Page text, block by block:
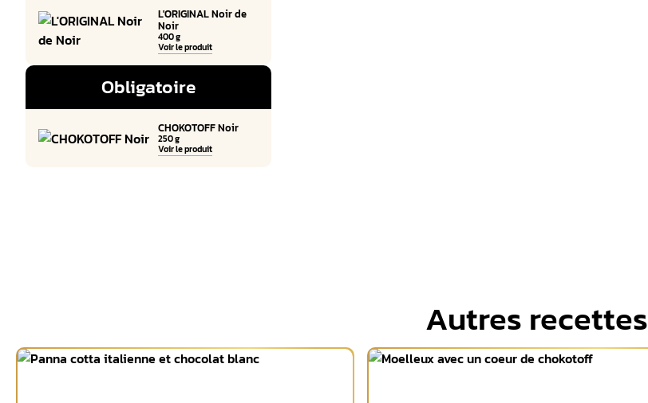
L'ORIGINAL Noir de
Noir
400 g
Voir le produit
Obligatoire
CHOKOTOFF Noir
250 g
Voir le produit
Autres recettes